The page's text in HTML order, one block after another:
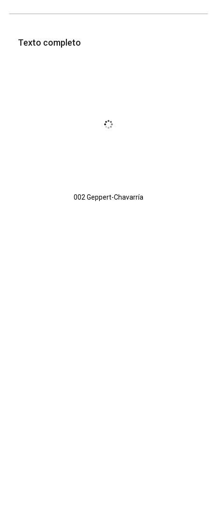
Texto completo
002 Geppert-Chavarría